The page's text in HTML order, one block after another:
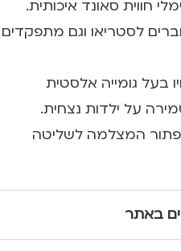
חווית סאונד איכותית.
לסטריאו וגם מתפקדים
בעל גומייה אלסטית
על ילדות נצחית.
המצלמה לשליטה
באתר